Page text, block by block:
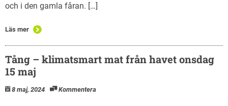
och i den gamla fåran. […]
Läs mer
Tång – klimatsmart mat från havet onsdag
15 maj
8 maj, 2024 Kommentera